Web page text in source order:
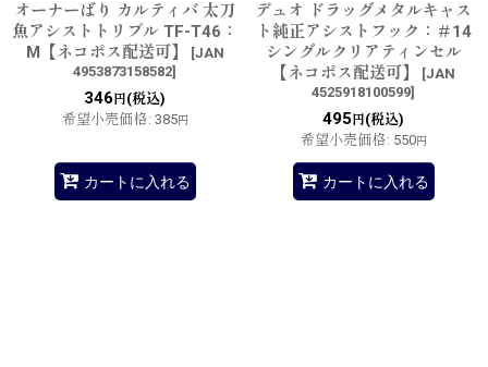
オーナーばり カルティバ 太刀
魚アシストトリプル TF-T46：
M【ネコポス配送可】
[JAN
4953873158582]
346 円(税込)
希望小売価格: 385円
カートに入れる
デュオ ドラッグメタルキャス
ト純正アシストフック：＃14
シングルクリアティンセル
【ネコポス配送可】
[JAN
4525918100599]
495 円(税込)
希望小売価格: 550円
カートに入れる